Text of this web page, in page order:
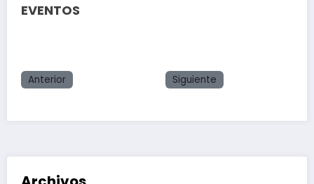
EVENTOS
Anterior Siguiente